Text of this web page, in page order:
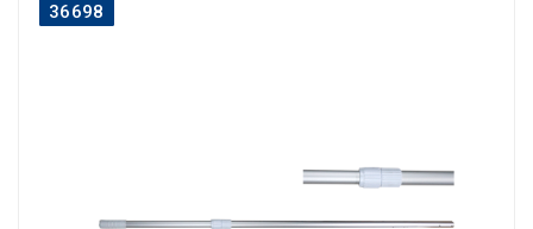
36698